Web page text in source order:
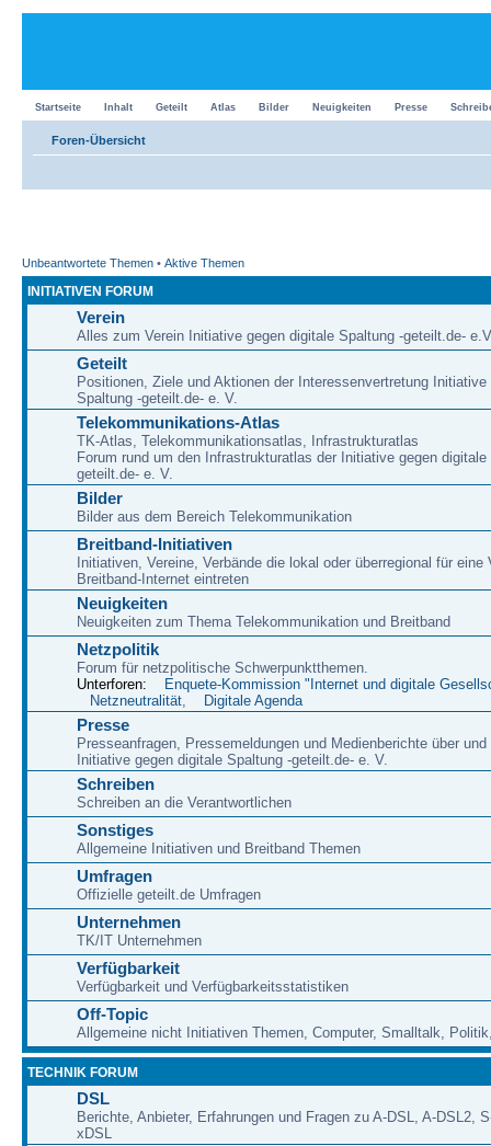
Startseite Inhalt Geteilt Atlas Bilder Neuigkeiten Presse
Foren-Übersicht
Unbeantwortete Themen • Aktive Themen
INITIATIVEN FORUM
Verein
Alles zum Verein Initiative gegen digitale Spaltung -geteilt.de-
Geteilt
Positionen, Ziele und Aktionen der Interessenvertretung Initiative
Spaltung -geteilt.de- e. V.
Telekommunikations-Atlas
TK-Atlas, Telekommunikationsatlas, Infrastrukturatlas
Forum rund um den Infrastrukturatlas der Initiative gegen digitale
geteilt.de- e. V.
Bilder
Bilder aus dem Bereich Telekommunikation
Breitband-Initiativen
Initiativen, Vereine, Verbände die lokal oder überregional für eine
Breitband-Internet eintreten
Neuigkeiten
Neuigkeiten zum Thema Telekommunikation und Breitband
Netzpolitik
Forum für netzpolitische Schwerpunktthemen.
Unterforen:
Enquete-Kommission "Internet und digitale
Netzneutralität
Digitale Agenda
Presse
Presseanfragen, Pressemeldungen und Medienberichte über und
Initiative gegen digitale Spaltung -geteilt.de- e. V.
Schreiben
Schreiben an die Verantwortlichen
Sonstiges
Allgemeine Initiativen und Breitband Themen
Umfragen
Offizielle geteilt.de Umfragen
Unternehmen
TK/IT Unternehmen
Verfügbarkeit
Verfügbarkeit und Verfügbarkeitsstatistiken
Off-Topic
Allgemeine nicht Initiativen Themen, Computer, Smalltalk,
TECHNIK FORUM
DSL
Berichte, Anbieter, Erfahrungen und Fragen zu A-DSL, A-DSL2,
xDSL